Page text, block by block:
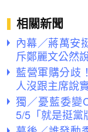
相關新聞
內幕／蔣萬安
斥鄭麗文公然
藍營軍購分歧
人沒跟主席說
獨／憂藍委
5/5「就是挺黨